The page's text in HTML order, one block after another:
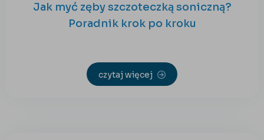
Jak myć zęby szczoteczką soniczną?
Poradnik krok po kroku
czytaj więcej